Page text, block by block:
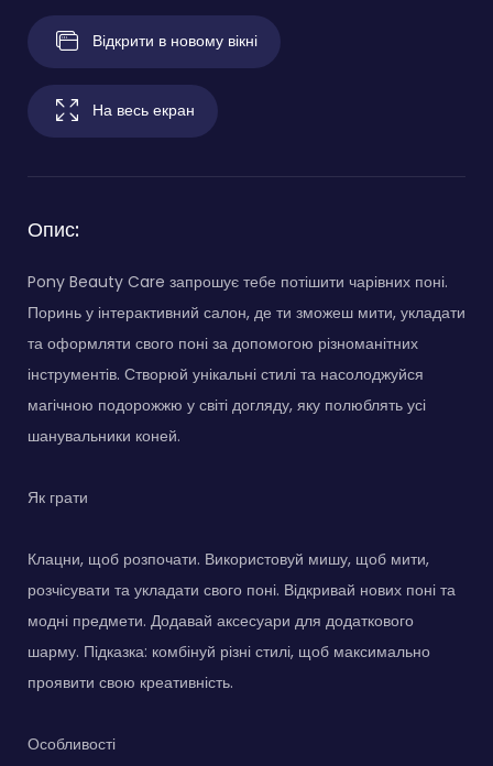
Відкрити в новому вікні
На весь екран
Опис:
Pony Beauty Care запрошує тебе потішити чарівних поні.
Поринь у інтерактивний салон, де ти зможеш мити, укладати
та оформляти свого поні за допомогою різноманітних
інструментів. Створюй унікальні стилі та насолоджуйся
магічною подорожжю у світі догляду, яку полюблять усі
шанувальники коней.
Як грати
Клацни, щоб розпочати. Використовуй мишу, щоб мити,
розчісувати та укладати свого поні. Відкривай нових поні та
модні предмети. Додавай аксесуари для додаткового
шарму. Підказка: комбінуй різні стилі, щоб максимально
проявити свою креативність.
Особливості